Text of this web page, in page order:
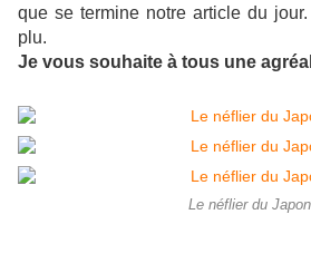
que se termine notre article du
plu.
Je vous souhaite à tous une
Le néflier du Japon